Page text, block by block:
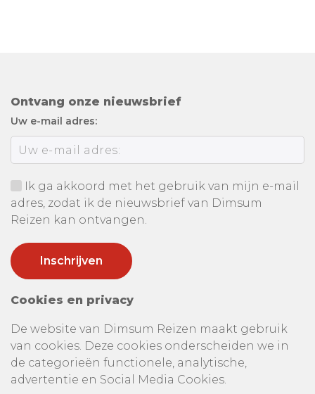
Ontvang onze nieuwsbrief
Uw e-mail adres:
Ik ga akkoord met het gebruik van mijn e-mail
adres, zodat ik de nieuwsbrief van Dimsum
Reizen kan ontvangen.
Cookies en privacy
De website van Dimsum Reizen maakt gebruik
van cookies. Deze cookies onderscheiden we in
de categorieën functionele, analytische,
advertentie en Social Media Cookies.